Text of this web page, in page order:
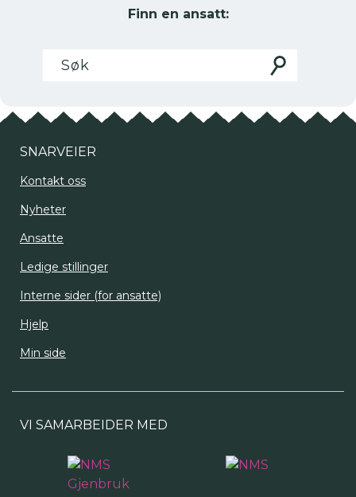
Finn en ansatt:
Søk
Søk
SNARVEIER
Kontakt oss
Nyheter
Ansatte
Ledige stillinger
Interne sider (for ansatte)
Hjelp
Min side
VI SAMARBEIDER MED